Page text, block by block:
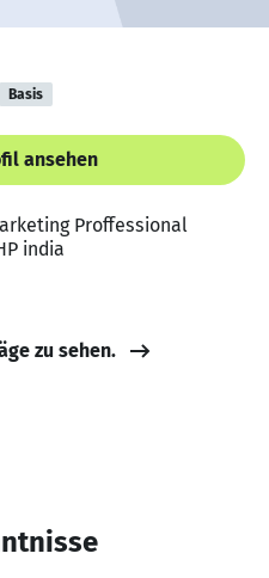
Basis
ansehen
Proffessional
india
zu sehen.